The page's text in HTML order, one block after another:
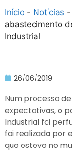
Início - Notícias -
abastecimento
Industrial
26/06/2019
Num processo
expectativas, o
Industrial foi
foi realizada por
que esteve no